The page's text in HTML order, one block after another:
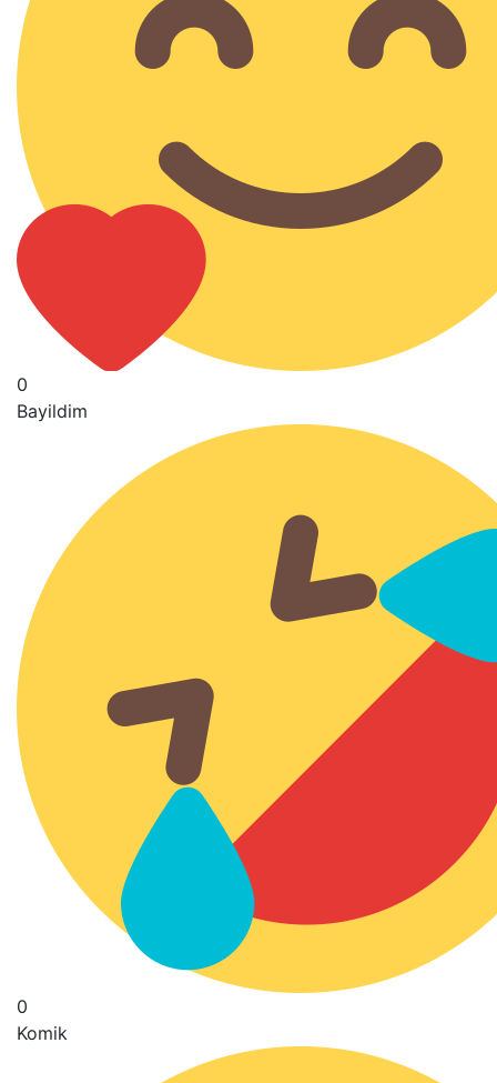
0
Bayildim
0
Komik